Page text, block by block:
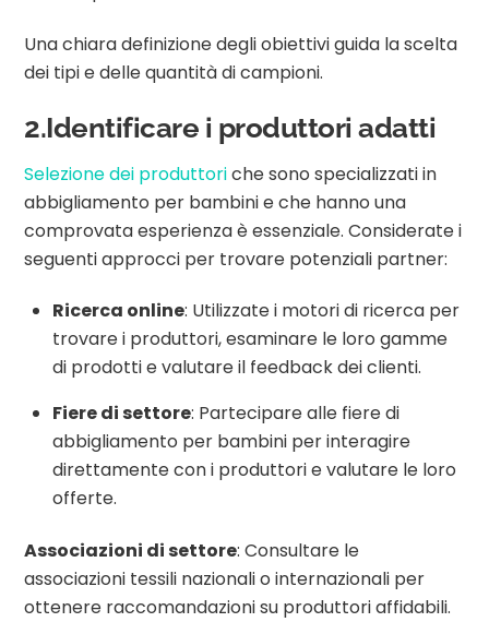
Una chiara definizione degli obiettivi guida la scelta
dei tipi e delle quantità di campioni.
2.Identificare i produttori adatti
Selezione dei produttoriche sono specializzati in
abbigliamento per bambini e che hanno una
comprovata esperienza è essenziale. Considerate i
seguenti approcci per trovare potenziali partner:
Ricerca online: Utilizzate i motori di ricerca per
trovare i produttori, esaminare le loro gamme
di prodotti e valutare il feedback dei clienti.
Fiere di settore: Partecipare alle fiere di
abbigliamento per bambini per interagire
direttamente con i produttori e valutare le loro
offerte.
Associazioni di settore: Consultare le
associazioni tessili nazionali o internazionali per
ottenere raccomandazioni su produttori affidabili.